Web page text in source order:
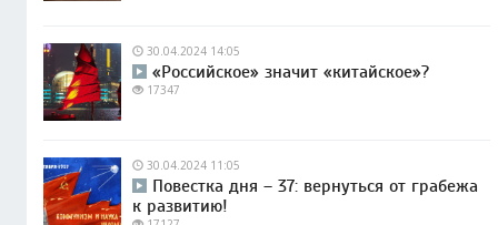
30.04.2024 14:05
«Российское» значит «китайское»?
17347
30.04.2024 11:05
Повестка дня – 37: вернуться от грабежа
к развитию!